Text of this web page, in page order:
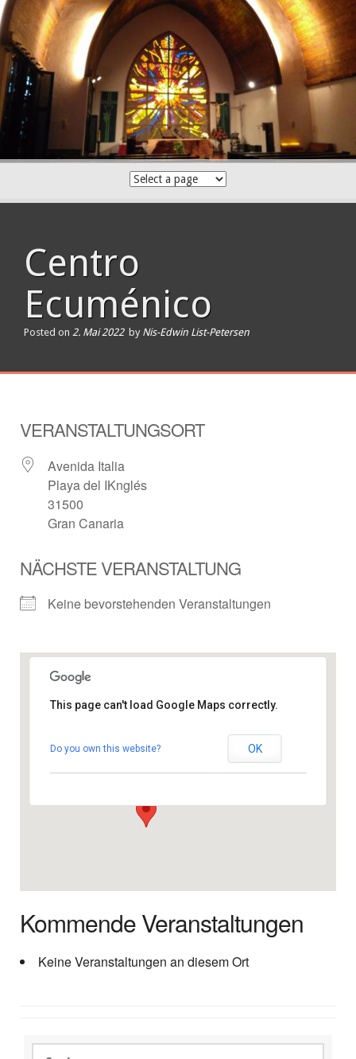
Skip
to
content
Centro
Ecuménico
Posted on 2. Mai 2022 by Nis-Edwin List-Petersen
VERANSTALTUNGSORT
Avenida Italia
Playa del IKnglés
31500
Gran Canaria
NÄCHSTE VERANSTALTUNG
Keine bevorstehenden Veranstaltungen
Centro Ecuménico
This page can't load Google Maps correctly.
Do you own this website? OK
Kommende Veranstaltungen
Keine Veranstaltungen an diesem Ort